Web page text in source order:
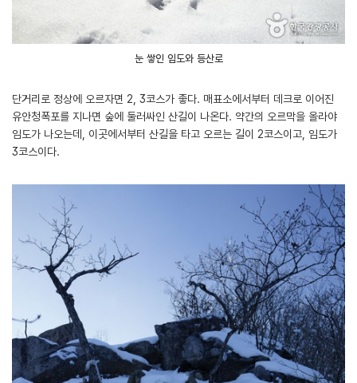
눈 쌓인 임도와 등산로
단거리로 정상에 오르자면 2, 3코스가 좋다. 매표소에서부터 데크로 이어진
유안청폭포를 지나면 숲에 둘러싸인 산길이 나온다. 약간의 오르막을 올라야
임도가 나오는데, 이곳에서부터 산길을 타고 오르는 길이 2코스이고, 임도가
3코스이다.